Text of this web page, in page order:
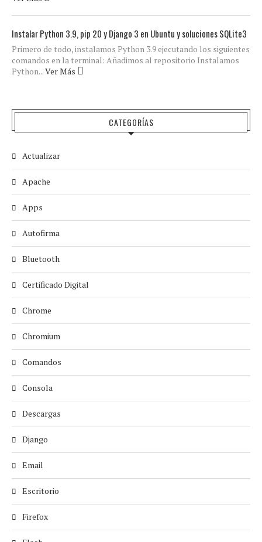
Instalar Python 3.9, pip 20 y Django 3 en Ubuntu y soluciones SQLite3
Primero de todo, instalamos Python 3.9 ejecutando los siguientes
comandos en la terminal: Añadimos al repositorio Instalamos
Python...Ver Más
CATEGORÍAS
Actualizar
Apache
Apps
Autofirma
Bluetooth
Certificado Digital
Chrome
Chromium
Comandos
Consola
Descargas
Django
Email
Escritorio
Firefox